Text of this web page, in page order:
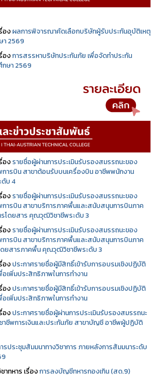
องผลการพิจารณาคัดเลือกบริษัทผู้รับประกันอุบัติเหตุ
า 2569
องการสรรหาบริษัทประกันภัย เพื่อจัดทำประกัน
กษา 2569
องรายชื่อผู้ผ่านการประเมินรับรองสมรรถนะของ
ารบิน สาขาต้อนรับบนเครื่องบิน อาชีพพนักงาน
บ 4
องรายชื่อผู้ผ่านการประเมินรับรองสมรรถนะของ
ารบิน สาขาบริการภาคพื้นและสนับสนุนการบินภาค
โดยสาร คุณวุฒิวิชาชีพระดับ 3
องรายชื่อผู้ผ่านการประเมินรับรองสมรรถนะของ
ารบิน สาขาบริการภาคพื้นและสนับสนุนการบินภาค
ยสารภาคพื้น คุณวุฒิวิชาชีพระดับ 3
องประกาศรายชื่อผู้มีสิทธิ์เข้ารับการอบรมเชิงปฏิบัติ
เพิ่มประสิทธิภาพในการทำงาน
องประกาศรายชื่อผู้มีสิทธิ์เข้ารับการอบรมเชิงปฏิบัติ
เพิ่มประสิทธิภาพในการทำงาน
องประกาศรายชื่อผู้ผ่านการประเมินรับรองสมรรถนะ
ชีพการเงินและประกันภัย สาขาบัญชี อาชีพผู้ปฏิบัติ
รประชุมสัมมนาทางวิชาการ ภายหลังการสัมมนาระดับ
าทหาร เรื่องการลงบัญชีทหารกองเกิน (สด.9)